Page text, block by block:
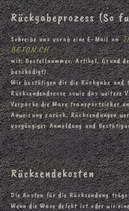
Rückgabeprozess (So
Schreibe uns vorab eine E-Mail an
BETON.CH
mit: Bestellnummer, Artikel, Grund
beschädigt).
Wir bestätigen dir die Rückgabe und
Rücksendeadresse sowie das weitere
Verpacke die Ware transportsicher
Anweisung zurück. Rücksendungen
vorgängiger Anmeldung und
Rücksendekosten
Die Kosten für die Rücksendung
Wenn die Ware defekt ist oder wir